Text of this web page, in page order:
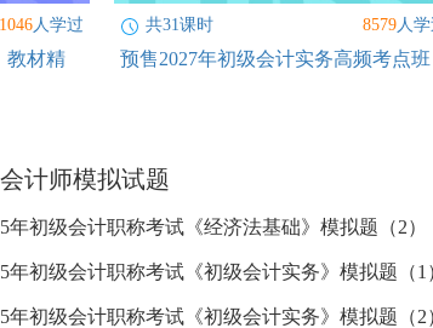
人学过
教材精
共31课时 8579人
预售2027年初级会计实务高频考点班
计师模拟试题
年初级会计职称考试《经济法基础》模拟题（2）
年初级会计职称考试《初级会计实务》模拟题（1
年初级会计职称考试《初级会计实务》模拟题（2